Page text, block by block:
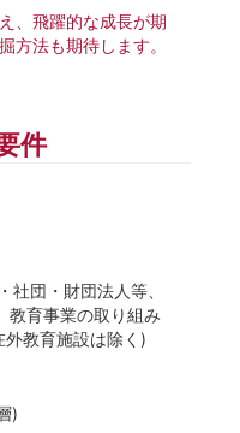
、飛躍的な成長が期
方法も期待します。
件
団・財団法人等、
教育事業の取り組み
教育施設は除く)
)